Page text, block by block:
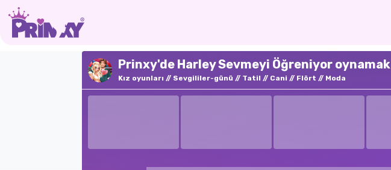
Prinxy'de Harley Sevmeyi Öğreniyor oynamak
Kız oyunları Sevgililer-günü Tatil Cani Flört Moda